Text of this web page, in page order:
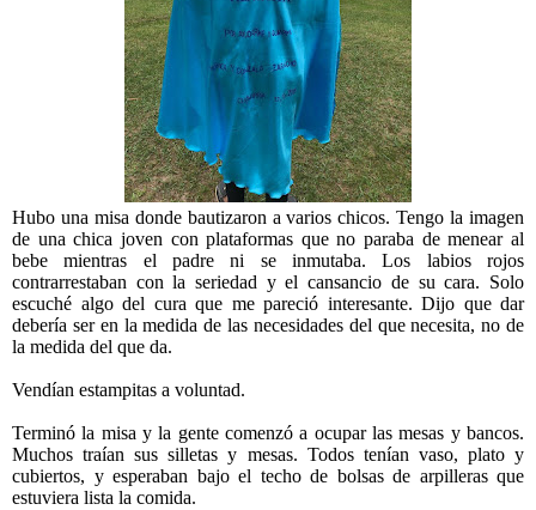
Hubo una misa donde bautizaron a varios chicos. Tengo la imagen
de una chica joven con plataformas que no paraba de menear al
bebe mientras el padre ni se inmutaba. Los labios rojos
contrarrestaban con la seriedad y el cansancio de su cara. Solo
escuché algo del cura que me pareció interesante. Dijo que dar
debería ser en la medida de las necesidades del que necesita, no de
la medida del que da.
Vendían estampitas a voluntad.
Terminó la misa y la gente comenzó a ocupar las mesas y bancos.
Muchos traían sus silletas y mesas. Todos tenían vaso, plato y
cubiertos, y esperaban bajo el techo de bolsas de arpilleras que
estuviera lista la comida.